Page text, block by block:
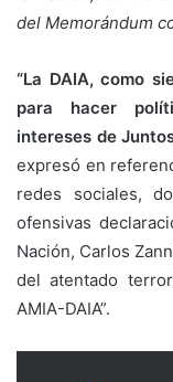
del Memorándum
“La DAIA, como
para hacer
intereses de
expresó en
redes sociales,
ofensivas
Nación, Carlos
del atentado
AMIA-DAIA”.